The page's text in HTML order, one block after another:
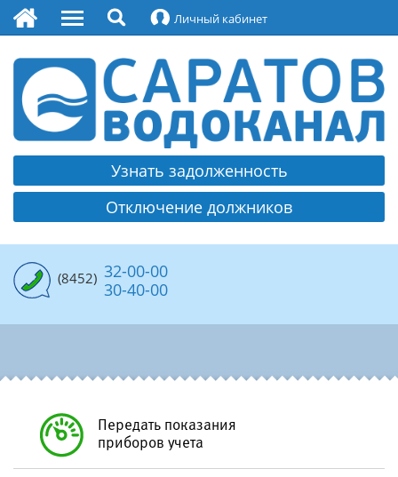
Личный кабинет
Руководство
Охрана труда
Контакты
Платежные реквизиты МУПП
Раскрытие информации
Политика обработки и защиты персональных
данных
Противодействие коррупции
Вакансии
Схема водоподготовки
Качество воды
Узнать задолженность
Отключение должников
(8452) 32-00-00
30-40-00
Передать показания
приборов учета